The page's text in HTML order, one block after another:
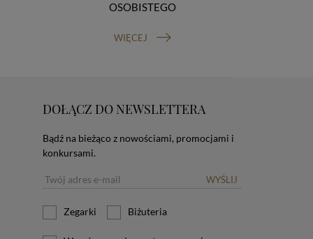
OSOBISTEGO
WIĘCEJ
DOŁĄCZ DO NEWSLETTERA
Bądź na bieżąco z nowościami, promocjami i
konkursami.
WYŚLIJ
Zegarki Biżuteria